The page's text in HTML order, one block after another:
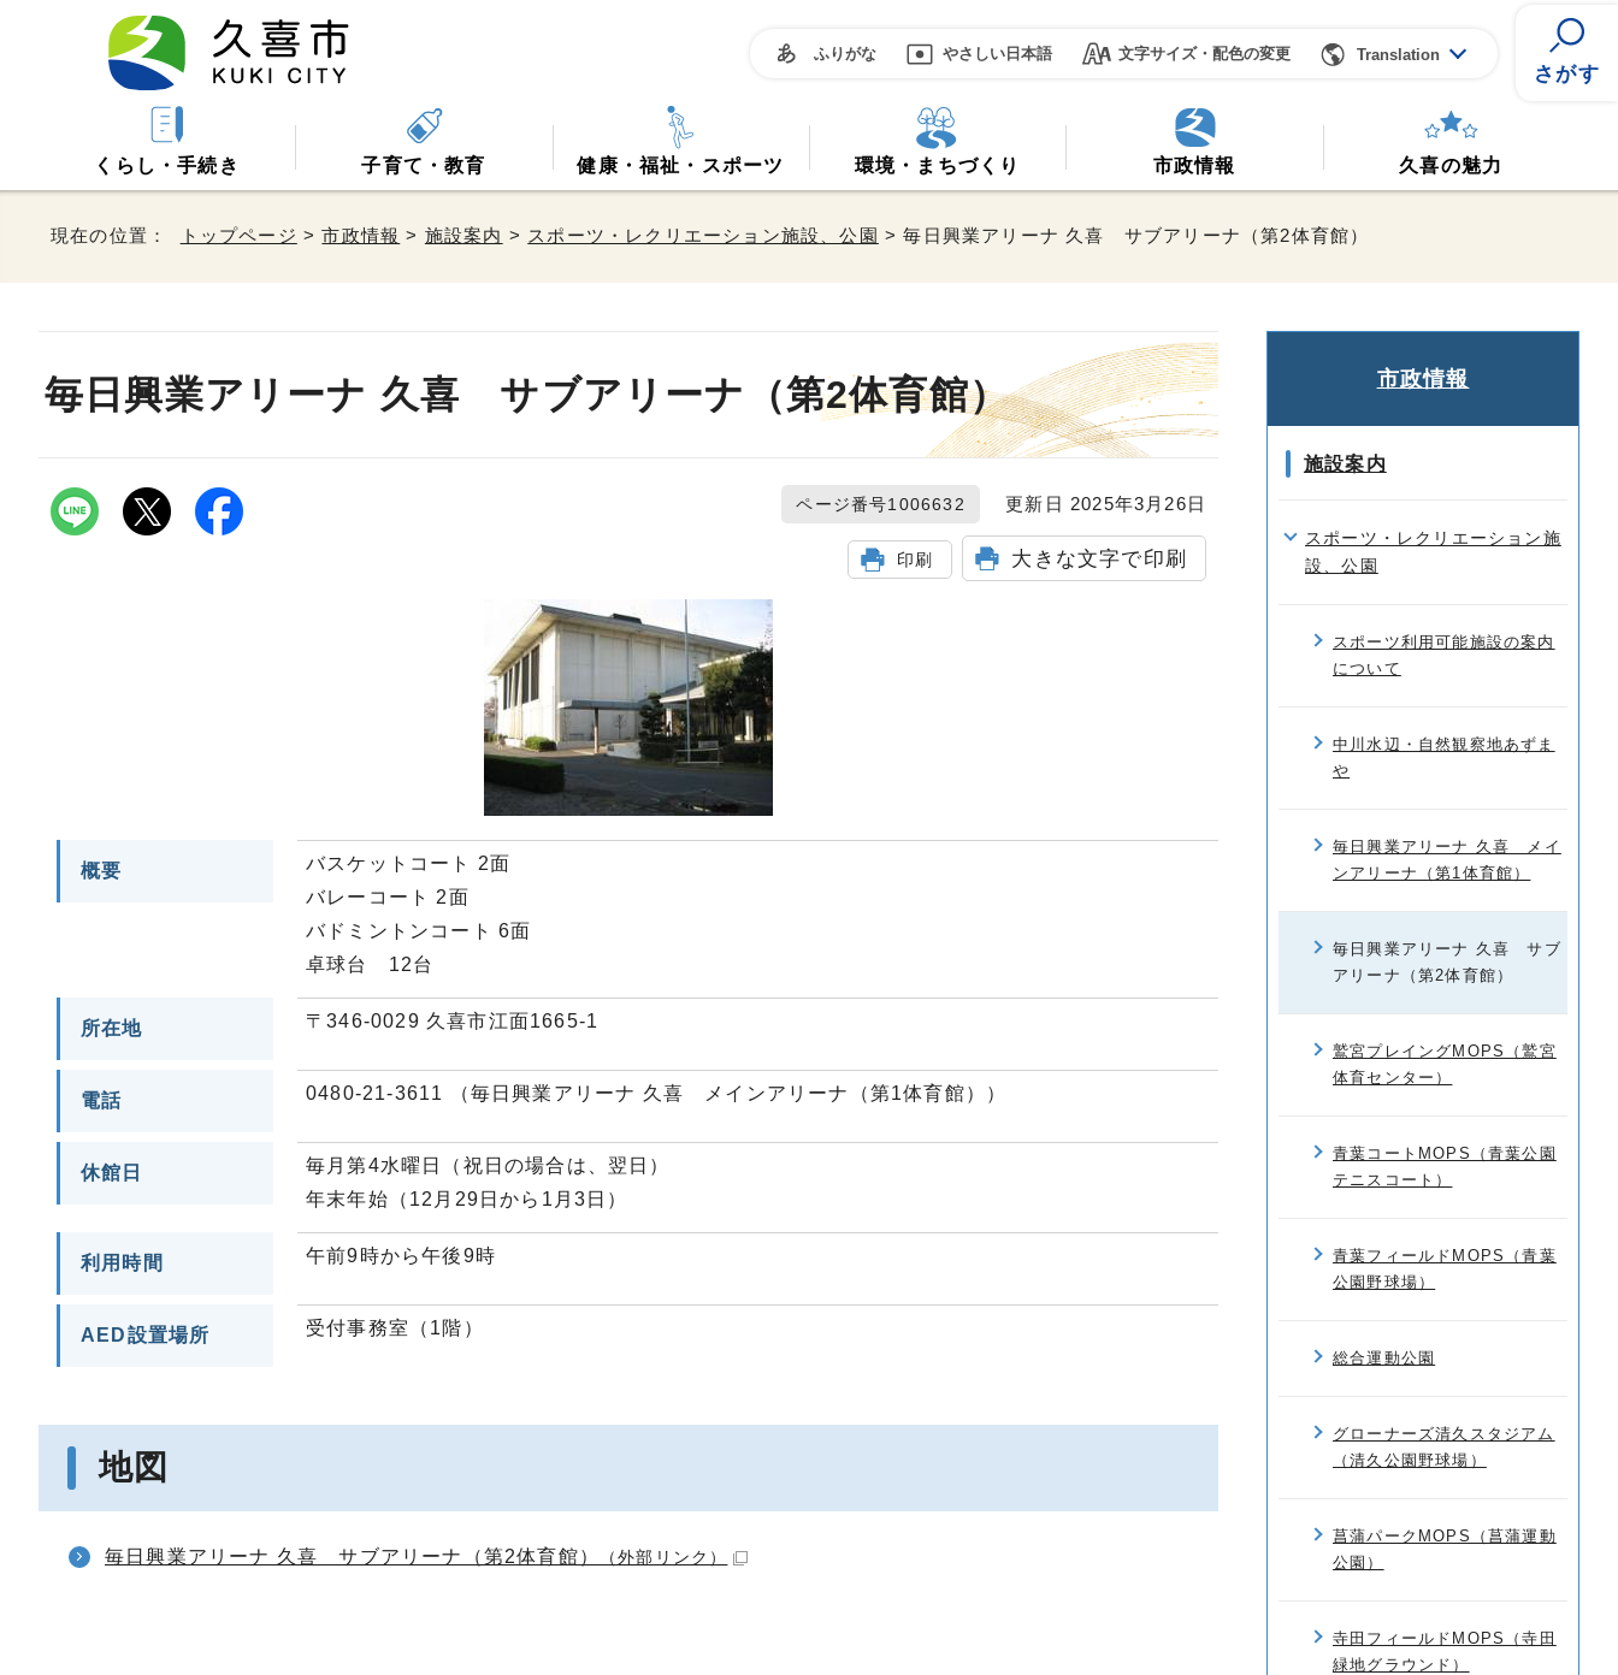
ふりがな やさしい日本語 文字サイズ・配色の変更 Translation
さがす
くらし・手続き 子育て・教育 健康・福祉・スポーツ 環境・まちづくり 市政情報 久喜の魅力
現在の位置： トップページ >市政情報 > 施設案内 > スポーツ・レクリエーション施設、公園 > 毎日興業アリーナ 久喜 サブアリーナ（第2体育館）
毎日興業アリーナ 久喜 サブアリーナ（第2体育館）
ページ番号1006632 更新日 2025年3月26日
印刷 大きな文字で印刷
概要
バスケットコート 2面
バレーコート 2面
バドミントンコート 6面
卓球台 12台
所在地 〒346-0029 久喜市江面1665-1
電話 0480-21-3611 （毎日興業アリーナ 久喜 メインアリーナ（第1体育館））
休館日
毎月第4水曜日（祝日の場合は、翌日）
年末年始（12月29日から1月3日）
利用時間 午前9時から午後9時
AED設置場所 受付事務室（1階）
地図
毎日興業アリーナ 久喜 サブアリーナ（第2体育館） （外部リンク）
市政情報
施設案内
スポーツ・レクリエーション施
設、公園
スポーツ利用可能施設の案内
について
中川水辺・自然観察地あずま
や
毎日興業アリーナ 久喜 メイ
ンアリーナ（第1体育館）
毎日興業アリーナ 久喜 サブ
アリーナ（第2体育館）
鷲宮プレイングMOPS（鷲宮
体育センター）
青葉コートMOPS（青葉公園
テニスコート）
青葉フィールドMOPS（青葉
公園野球場）
総合運動公園
グローナーズ清久スタジアム
（清久公園野球場）
菖蒲パークMOPS（菖蒲運動
公園）
寺田フィールドMOPS（寺田
緑地グラウンド）